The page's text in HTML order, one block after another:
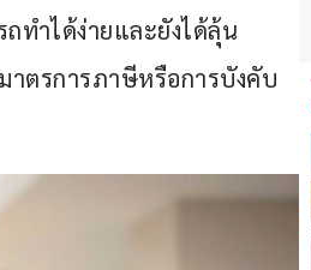
ทำได้ง่ายและยังได้ลุ้น
าตรการภาษีหรือการบังคับ